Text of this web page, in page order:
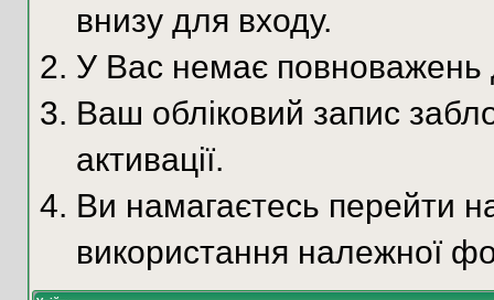
внизу для входу.
У Вас немає повноважень
Ваш обліковий запис
активації.
Ви намагаєтесь перейти
використання належної